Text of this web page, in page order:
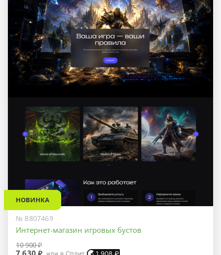
НОВИНКА
№ 8807469
Интернет-магазин игровых бустов
10 900 ₽
7 630 ₽